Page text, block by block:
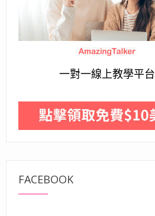
一對一線上教學平台
FACEBOOK